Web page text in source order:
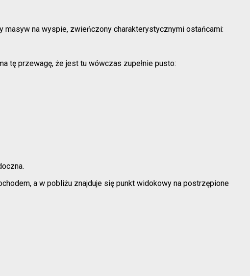
masyw na wyspie, zwieńczony charakterystycznymi ostańcami:
tę przewagę, że jest tu wówczas zupełnie pusto:
a w pobliżu znajduje się punkt widokowy na postrzępione